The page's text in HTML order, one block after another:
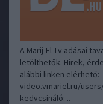
A Marij-El Tv adásai
letölthetők. Hírek,
alábbi linken elérhető:
video.vmariel.ru/
kedvcsináló: ..